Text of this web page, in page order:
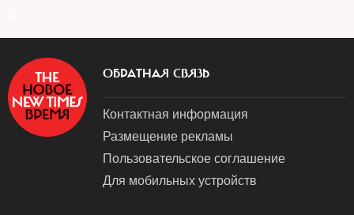
ОБРАТНАЯ СВЯЗЬ
Контактная информация
Размещение рекламы
Пользовательское соглашение
Для мобильных устройств